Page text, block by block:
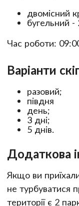
двомісний
бугельний -
Час роботи:
Варіанти
разовий;
півдня
день;
3 дні;
5 днів.
Додаткова
Якщо ви
не турбуватися
території є 2